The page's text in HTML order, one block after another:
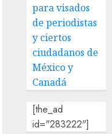
para visados
de periodistas
y ciertos
ciudadanos de
México y
Canadá
[the_ad
id="283222"]